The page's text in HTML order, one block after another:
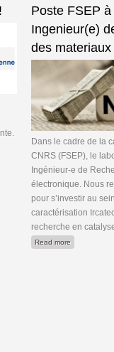
Poste FSEP
Ingenieur(e)
des
Dans le cadre de la
CNRS (FSEP), le
Ingénieur-e de
électronique. Nous
pour s’investir au
caractérisation
recherche en
Read more